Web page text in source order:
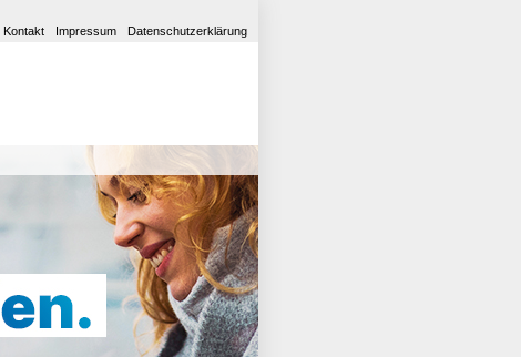
Kontakt Impressum Datenschutzerklärung